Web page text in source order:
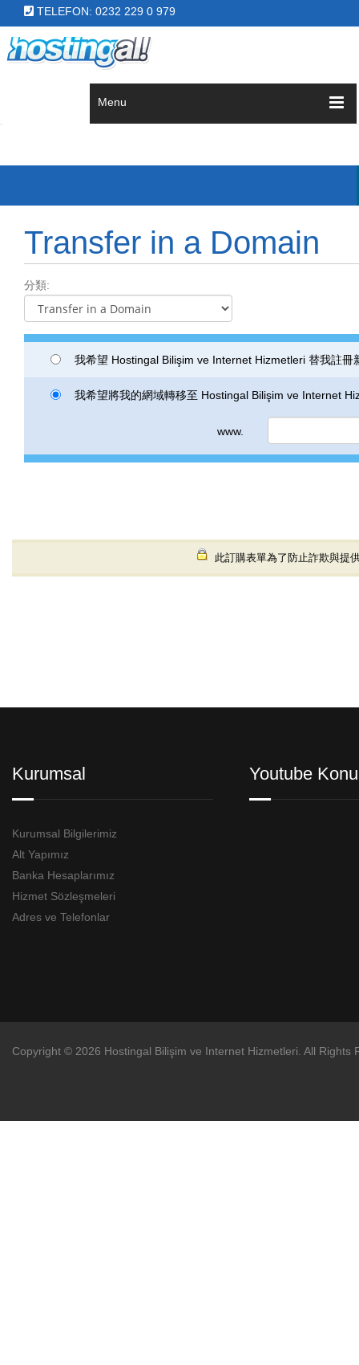
TELEFON: 0232 229 0 979
Menu
Transfer in a Domain
分類:
我希望 Hostingal Bilişim ve Internet Hizmetleri 替我註冊
我希望將我的網域轉移至 Hostingal Bilişim ve Internet
www.
此訂購表單為了防止詐欺與提
Kurumsal
Kurumsal Bilgilerimiz
Alt Yapımız
Banka Hesaplarımız
Hizmet Sözleşmeleri
Adres ve Telefonlar
Youtube
Copyright © 2026 Hostingal Bilişim ve Internet Hizmetleri. All Rights